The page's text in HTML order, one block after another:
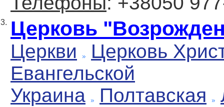
3. Церковь
Церкви
Церковь
Евангельской
Украина
Полтавская